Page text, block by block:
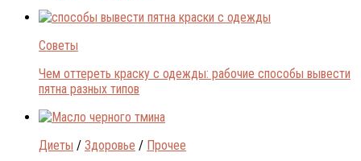
Советы
Чем оттереть краску с одежды: рабочие способы вывести
пятна разных типов
Диеты / Здоровье / Прочее